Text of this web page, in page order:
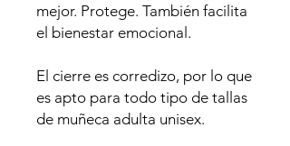
mejor. Protege. También facilita
el bienestar emocional.
El cierre es corredizo, por lo que
es apto para todo tipo de tallas
de muñeca adulta unisex.